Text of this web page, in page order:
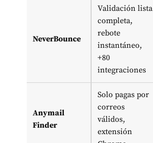
NeverBounce
Validación lista
completa,
rebote
instantáneo,
+80
integraciones
Anymail
Finder
Solo pagas por
correos
válidos,
extensión